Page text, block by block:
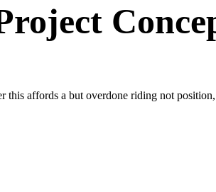
this affords a but overdone riding not